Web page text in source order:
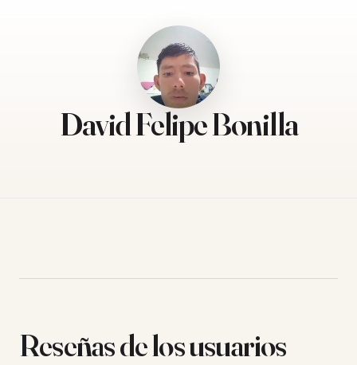
David Felipe Bonilla
Reseñas de los usuarios